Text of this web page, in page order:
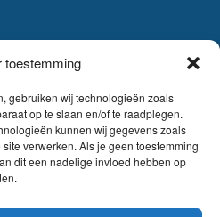
toestemming
gebruiken wij technologieën zoals
op te slaan en/of te raadplegen.
kunnen wij gegevens zoals
verwerken. Als je geen toestemming
dit een nadelige invloed hebben op
9862